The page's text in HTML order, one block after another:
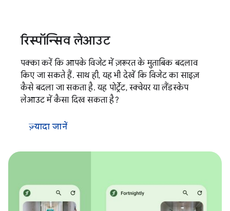
रिस्पॉन्सिव लेआउट
पक्का करें कि आपके विजेट में ज़रूरत के मुताबिक बदलाव
किए जा सकते हैं. साथ ही, यह भी देखें कि विजेट का साइज़
कैसे बदला जा सकता है. यह पोर्ट्रेट, स्क्वेयर या लैंडस्केप
लेआउट में कैसा दिख सकता है?
ज़्यादा जानें